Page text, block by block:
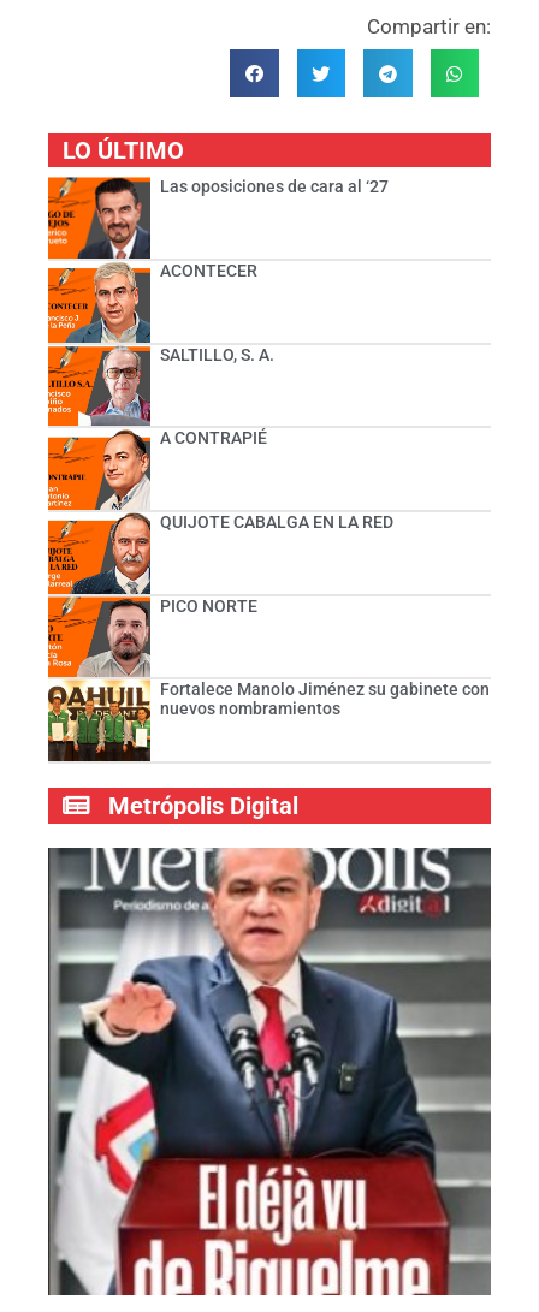
Compartir en:
LO ÚLTIMO
Las oposiciones de cara al ‘27
ACONTECER
SALTILLO, S. A.
A CONTRAPIÉ
QUIJOTE CABALGA EN LA RED
PICO NORTE
Fortalece Manolo Jiménez su gabinete con
nuevos nombramientos
Metrópolis Digital